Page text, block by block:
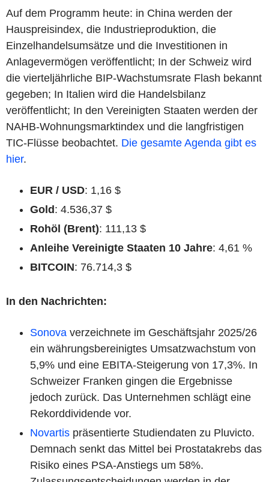
Auf dem Programm heute: in China werden der
Hauspreisindex, die Industrieproduktion, die
Einzelhandelsumsätze und die Investitionen in
Anlagevermögen veröffentlicht; In der Schweiz wird
die vierteljährliche BIP-Wachstumsrate Flash bekannt
gegeben; In Italien wird die Handelsbilanz
veröffentlicht; In den Vereinigten Staaten werden der
NAHB-Wohnungsmarktindex und die langfristigen
TIC-Flüsse beobachtet. Die gesamte Agenda gibt es
hier.
EUR / USD: 1,16 $
Gold: 4.536,37 $
Rohöl (Brent): 111,13 $
Anleihe Vereinigte Staaten 10 Jahre: 4,61 %
BITCOIN: 76.714,3 $
In den Nachrichten:
Sonova verzeichnete im Geschäftsjahr 2025/26
ein währungsbereinigtes Umsatzwachstum von
5,9% und eine EBITA-Steigerung von 17,3%. In
Schweizer Franken gingen die Ergebnisse
jedoch zurück. Das Unternehmen schlägt eine
Rekorddividende vor.
Novartis präsentierte Studiendaten zu Pluvicto.
Demnach senkt das Mittel bei Prostatakrebs das
Risiko eines PSA-Anstiegs um 58%.